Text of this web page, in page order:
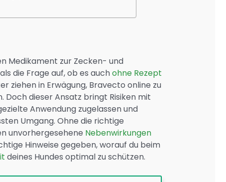
Medikament zur Zecken- und
die Frage auf, ob es auchohne Rezept
ziehen in Erwägung, Bravecto online zu
Doch dieser Ansatz bringt Risiken mit
Anwendung zugelassen und
Umgang. Ohne die richtige
unvorhergesehene Nebenwirkungen
Hinweise gegeben, worauf du beim
deines Hundes optimal zu schützen.